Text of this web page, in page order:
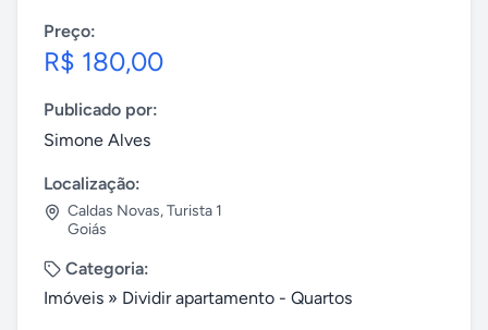
Preço:
R$ 180,00
Publicado por:
Simone Alves
Localização:
Caldas Novas,Turista 1
Goiás
Categoria:
Imóveis » Dividir apartamento - Quartos